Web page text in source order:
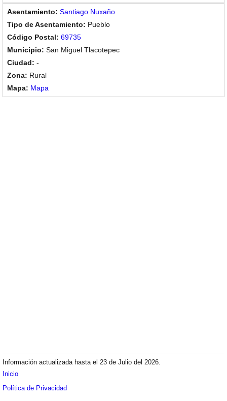
Santiago Nuxaño
Pueblo
69735
San Miguel Tlacotepec
-
Rural
Mapa
Información actualizada hasta el 23 de Julio del 2026.
Inicio
Política de Privacidad